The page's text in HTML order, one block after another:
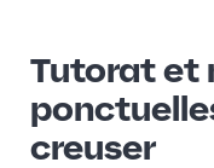
Tutorat et
creuser